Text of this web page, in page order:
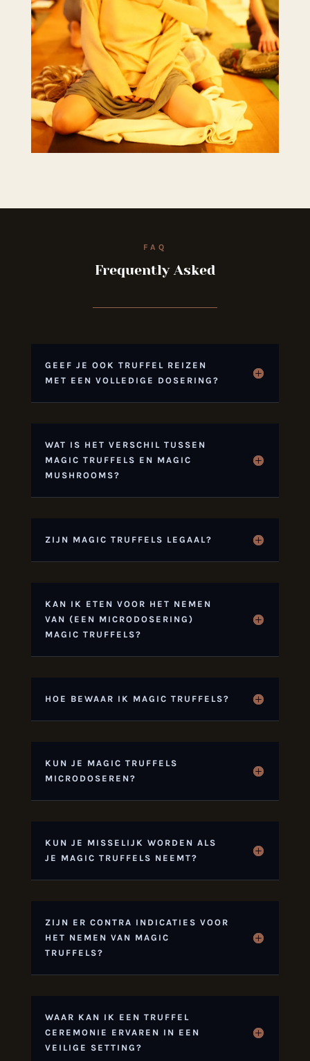
FAQ
Frequently Asked
GEEF JE OOK TRUFFEL REIZEN
MET EEN VOLLEDIGE DOSERING?
WAT IS HET VERSCHIL TUSSEN
MAGIC TRUFFELS EN MAGIC
MUSHROOMS?
ZIJN MAGIC TRUFFELS LEGAAL?
KAN IK ETEN VOOR HET NEMEN
VAN (EEN MICRODOSERING)
MAGIC TRUFFELS?
HOE BEWAAR IK MAGIC TRUFFELS?
KUN JE MAGIC TRUFFELS
MICRODOSEREN?
KUN JE MISSELIJK WORDEN ALS
JE MAGIC TRUFFELS NEEMT?
ZIJN ER CONTRA INDICATIES VOOR
HET NEMEN VAN MAGIC
TRUFFELS?
WAAR KAN IK EEN TRUFFEL
CEREMONIE ERVAREN IN EEN
VEILIGE SETTING?